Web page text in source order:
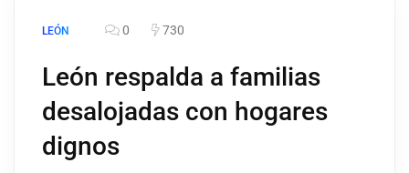
LEÓN 0 730
León respalda a familias
desalojadas con hogares
dignos